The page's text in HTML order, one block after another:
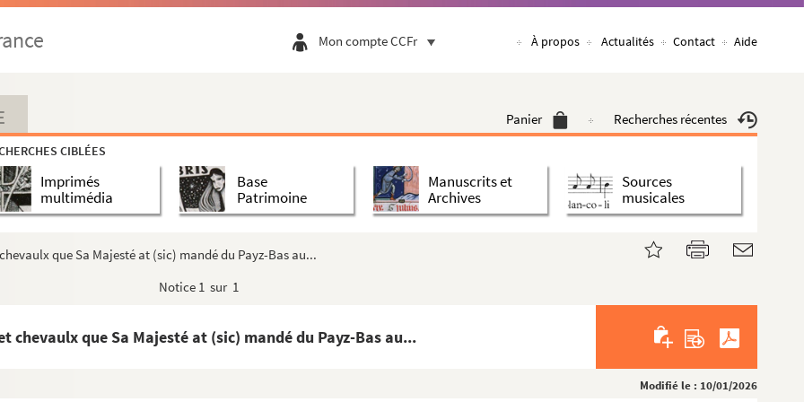
Mon compte CCFr À propos Actualités Contact Aide
Panier Recherches récentes
CIBLÉES
Imprimés
multimédia
Base
Patrimoine
Manuscrits et
Archives
Sources
musicales
que Sa Majesté at (sic) mandé du Payz-Bas au...
Notice 1 sur 1
chevaulx que Sa Majesté at (sic) mandé du Payz-Bas au...
Modifié le : 10/01/2026
le courrier détroussé)
de Saint-Amand, où le feu avait pris)
Saint-Amand, 30 mai 1564